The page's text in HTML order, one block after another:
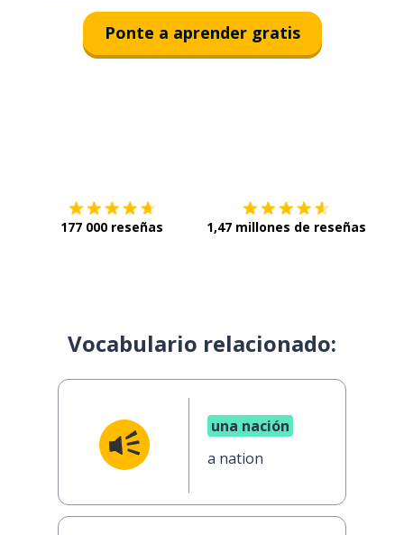
Ponte a aprender gratis
177 000 reseñas 1,47 millones de reseñas
Vocabulario relacionado:
una nación
a nation